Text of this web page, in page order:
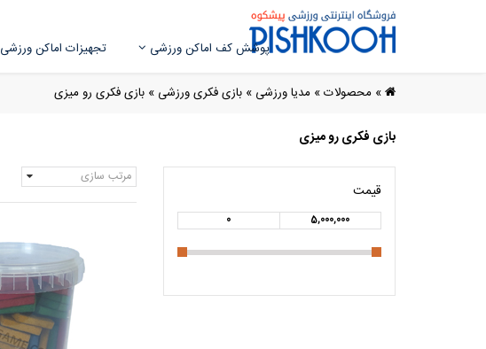
پوشش کف اماکن ورزشی تجهیزات اماکن ورزشی
» محصولات» مدیا ورزشی » بازی فکری ورزشی » بازی فکری رو میزی
بازی فکری رو میزی
قیمت
0 5,000,000
مرتب سازی